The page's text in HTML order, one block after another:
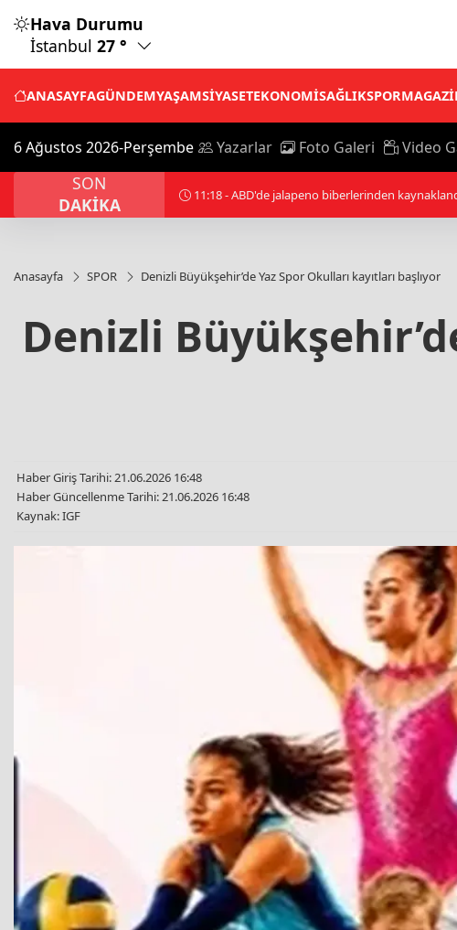
Hava Durumu
İstanbul 27 °
ANASAYFAGÜNDEMYAŞAMSİYASETEKONOMİSAĞLIKSPOR
6 Ağustos 2026-Perşembe Yazarlar Foto Galeri Video
SON
DAKİKA
11:18 - ABD'de jalapeno biberlerinden
Anasayfa SPOR Denizli Büyükşehir’de Yaz Spor Okulları kayıtları başlıyor
Denizli
Haber Giriş Tarihi: 21.06.2026 16:48
Haber Güncellenme Tarihi: 21.06.2026 16:48
Kaynak: IGF